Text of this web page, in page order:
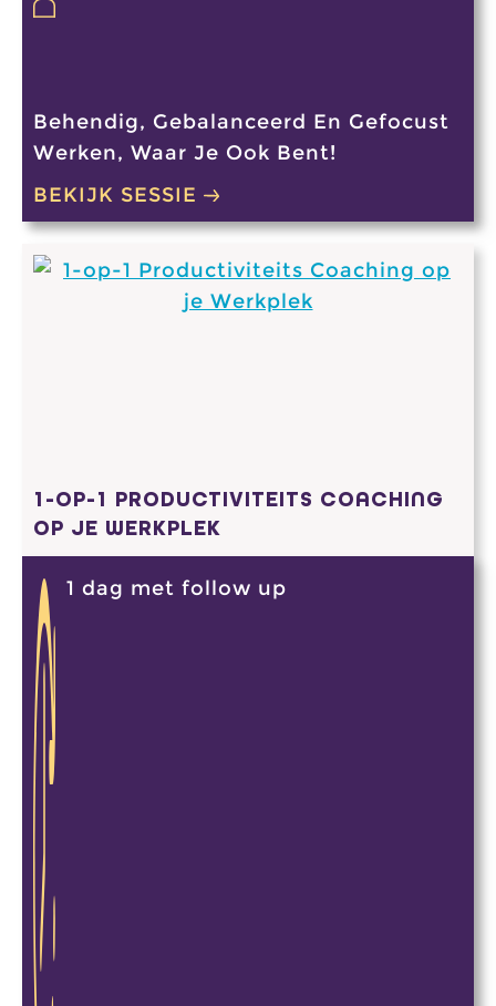
Behendig, Gebalanceerd En Gefocust
Werken, Waar Je Ook Bent!
BEKIJK SESSIE
1-OP-1 PRODUCTIVITEITS COACHING
OP JE WERKPLEK
1 dag met follow up